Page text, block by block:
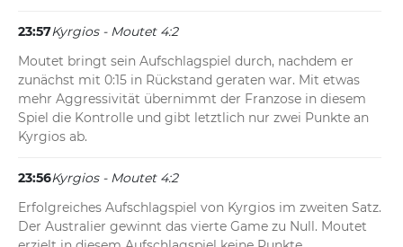
23:57Kyrgios - Moutet 4:2
Moutet bringt sein Aufschlagspiel durch, nachdem er
zunächst mit 0:15 in Rückstand geraten war. Mit etwas
mehr Aggressivität übernimmt der Franzose in diesem
Spiel die Kontrolle und gibt letztlich nur zwei Punkte an
Kyrgios ab.
23:56Kyrgios - Moutet 4:2
Erfolgreiches Aufschlagspiel von Kyrgios im zweiten Satz.
Der Australier gewinnt das vierte Game zu Null. Moutet